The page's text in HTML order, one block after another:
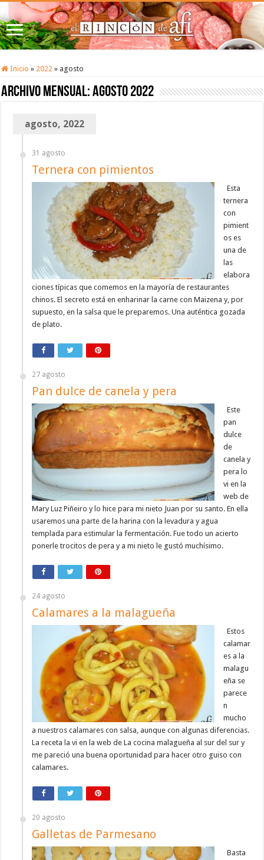
Inicio » 2022 » agosto
Archivo mensual:agosto 2022
agosto, 2022
31 agosto
Ternera con pimientos
Esta
ternera
con
pimient
os es
una de
las
elabora
ciones típicas que comemos en la mayoría de restaurantes
chinos. El secreto está en enharinar la carne con Maizena y, por
supuesto, en la salsa que le preparemos. Una auténtica gozada
de plato.
27 agosto
Pan dulce de canela y pera
Este
pan
dulce
de
canela y
pera lo
vi en la
web de
Mary Luz Piñeiro y lo hice para mi nieto Juan por su santo. En ella
usaremos una parte de la harina con la levadura y agua
templada para estimular la fermentación. Fue todo un acierto
ponerle trocitos de pera y a mi nieto le gustó muchísimo.
24 agosto
Calamares a la malagueña
Estos
calamar
es a la
malagu
eña se
parece
n
mucho
a nuestros calamares con salsa, aunque con algunas diferencias.
La receta la vi en la web de La cocina malagueña al sur del sur y
me pareció una buena oportunidad para hacer otro guiso con
calamares.
20 agosto
Galletas de Parmesano
Basta